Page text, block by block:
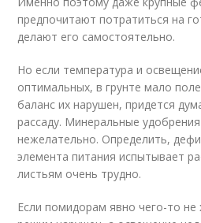
предпочитают потратиться на
делают его самостоятельно.
Но если температура и
оптимальных, в грунте мало
баланс их нарушен, придется
рассаду. Минеральные
нежелательно. Определить,
элемента питания испытывает
листьям очень трудно.
Если помидорам явно чего-то не